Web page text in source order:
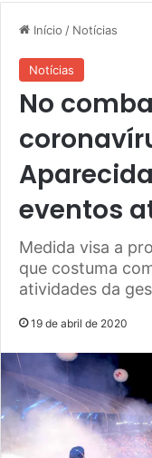
Início / Notícias
Notícias
No
eventos
Medida visa a
que costuma
atividades da
19 de abril de 2020